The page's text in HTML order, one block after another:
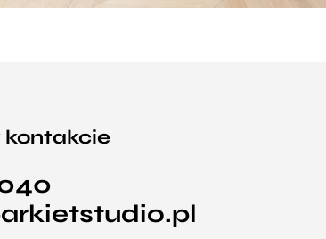
kontakcie